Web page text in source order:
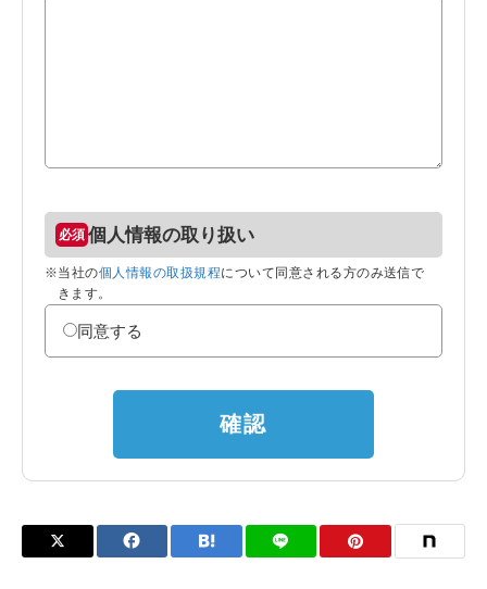
個人情報の取り扱い
※当社の個人情報の取扱規程について同意される方のみ送信で
きます。
同意する
確認